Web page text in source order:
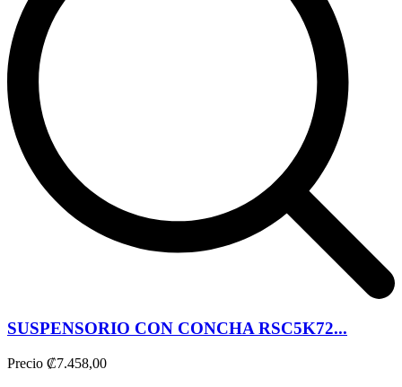
SUSPENSORIO CON CONCHA RSC5K72...
Precio ₡7.458,00